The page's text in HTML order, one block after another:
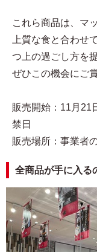
これら商品は、マ
上質な食と合わせ
つ上の過ごし方を
ぜひこの機会にご
販売開始：11月21
禁日
販売場所：事業者
全商品が手に入る